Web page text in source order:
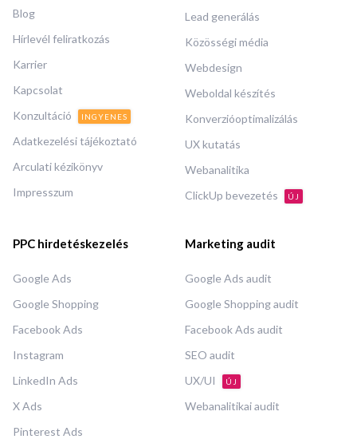
Blog
Hírlevél feliratkozás
Karrier
Kapcsolat
Konzultáció
INGYENES
Adatkezelési tájékoztató
Arculati kézikönyv
Impresszum
Lead generálás
Közösségi média
Webdesign
Weboldal készítés
Konverzióoptimalizálás
UX kutatás
Webanalitika
ClickUp bevezetés
ÚJ
PPC hirdetéskezelés
Google Ads
Google Shopping
Facebook Ads
Instagram
LinkedIn Ads
X Ads
Pinterest Ads
Marketing audit
Google Ads audit
Google Shopping audit
Facebook Ads audit
SEO audit
UX/UI
ÚJ
Webanalitikai audit